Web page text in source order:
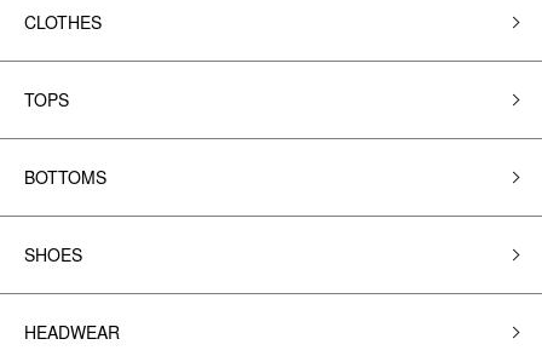
CLOTHES
TOPS
BOTTOMS
SHOES
HEADWEAR